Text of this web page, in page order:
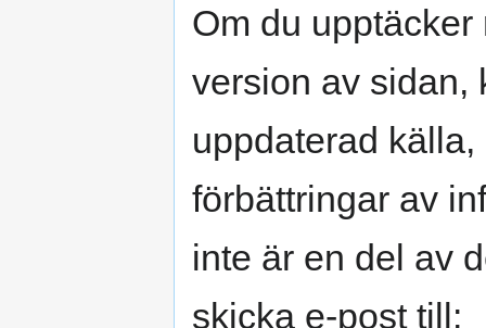
Om du
version av sidan,
uppdaterad
förbättringar av
inte är en del av
skicka e-post till: